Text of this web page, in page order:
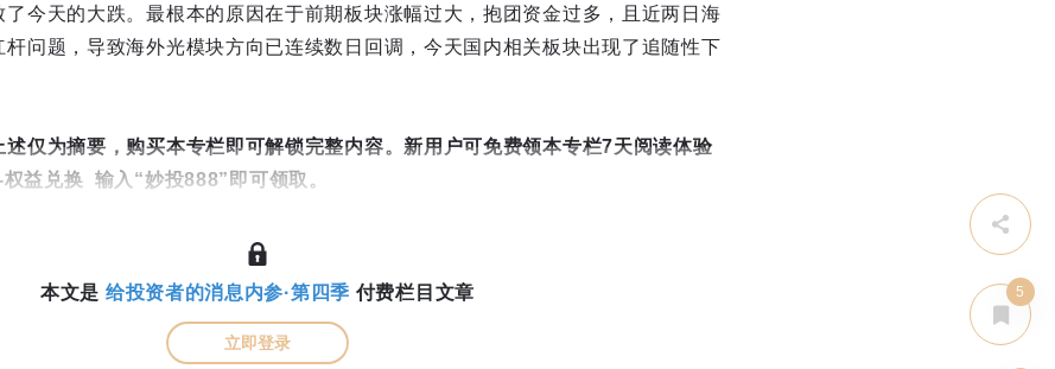
了今天的大跌。最根本的原因在于前期板块涨幅过大，抱团资金过多，且近两日海
问题，导致海外光模块方向已连续数日回调，今天国内相关板块出现了追随性下
仅为摘要，购买本专栏即可解锁完整内容。新用户可免费领本专栏7天阅读体验
益兑换 输入“妙投888”即可领取。
本文是 给投资者的消息内参·第四季 付费栏目文章
立即登录
5